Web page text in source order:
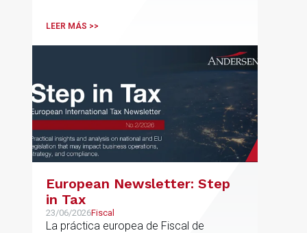
LEER MÁS >>
European Newsletter: Step
in Tax
23/06/2026Fiscal
La práctica europea de Fiscal de